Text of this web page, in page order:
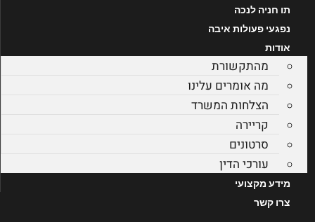
תו חניה לנכה
נפגעי פעולות איבה
אודות
מהתקשורת
מה אומרים עלינו
הצלחות המשרד
קריירה
סרטונים
עורכי הדין
מידע מקצועי
צרו קשר